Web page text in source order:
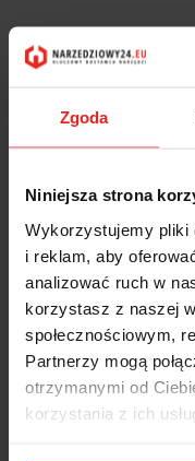
Zgoda
Niniejsza strona
Wykorzystujemy pliki
i reklam, aby
analizować ruch w
korzystasz z naszej
społecznościowym,
Partnerzy mogą
otrzymanymi od
korzystania z ich